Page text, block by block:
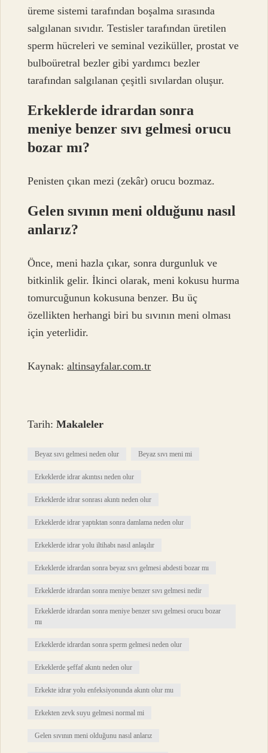
üreme sistemi tarafından boşalma sırasında
salgılanan sıvıdır. Testisler tarafından üretilen
sperm hücreleri ve seminal veziküller, prostat ve
bulboüretral bezler gibi yardımcı bezler
tarafından salgılanan çeşitli sıvılardan oluşur.
Erkeklerde idrardan sonra
meniye benzer sıvı gelmesi orucu
bozar mı?
Penisten çıkan mezi (zekâr) orucu bozmaz.
Gelen sıvının meni olduğunu nasıl
anlarız?
Önce, meni hazla çıkar, sonra durgunluk ve
bitkinlik gelir. İkinci olarak, meni kokusu hurma
tomurcuğunun kokusuna benzer. Bu üç
özellikten herhangi biri bu sıvının meni olması
için yeterlidir.
Kaynak:altinsayfalar.com.tr
Tarih:Makaleler
Beyaz sıvı gelmesi neden olur Beyaz sıvı meni mi
Erkeklerde idrar akıntısı neden olur
Erkeklerde idrar sonrası akıntı neden olur
Erkeklerde idrar yaptıktan sonra damlama neden olur
Erkeklerde idrar yolu iltihabı nasıl anlaşılır
Erkeklerde idrardan sonra beyaz sıvı gelmesi abdesti bozar mı
Erkeklerde idrardan sonra meniye benzer sıvı gelmesi nedir
Erkeklerde idrardan sonra meniye benzer sıvı gelmesi orucu bozar
mı
Erkeklerde idrardan sonra sperm gelmesi neden olur
Erkeklerde şeffaf akıntı neden olur
Erkekte idrar yolu enfeksiyonunda akıntı olur mu
Erkekten zevk suyu gelmesi normal mi
Gelen sıvının meni olduğunu nasıl anlarız